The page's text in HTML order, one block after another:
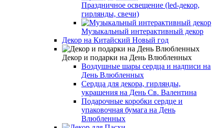
Праздничное освещение (led-декор,
гирлянды, свечи)
Музыкальный интерактивный декор
Декор на Китайский Новый год
Декор и подарки на День Влюбленных
Воздушные шары сердца и надписи на
День Влюбленных
Сердца для декора, гирлянды,
украшения на День Св. Валентина
Подарочные коробки сердце и
упаковочная бумага на День
Влюбленных